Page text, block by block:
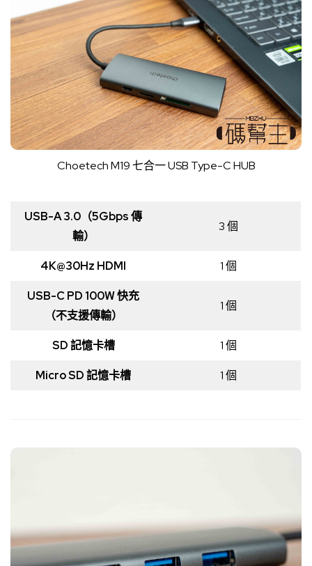
Choetech M19 七合一 USB Type-C HUB
USB-A 3.0（5Gbps 傳
輸）
3 個
4K@30Hz HDMI 1 個
USB-C PD 100W 快充
（不支援傳輸）
1 個
SD 記憶卡槽 1 個
Micro SD 記憶卡槽 1 個